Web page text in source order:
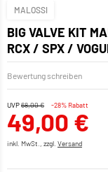
MALOSSI
BIG VALVE KIT
RCX / SPX /
Bewertung schreiben
UVP68,00 € -28% Rabatt
49,00 €
inkl. MwSt., zzgl. Versand